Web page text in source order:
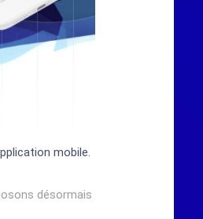
mobile.
désormais